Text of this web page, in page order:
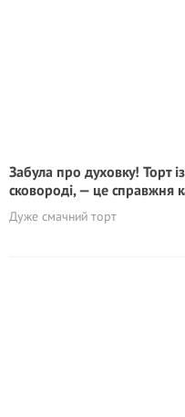
Забула про духовку! Торт
сковороді, — це справжня
Дуже смачний торт